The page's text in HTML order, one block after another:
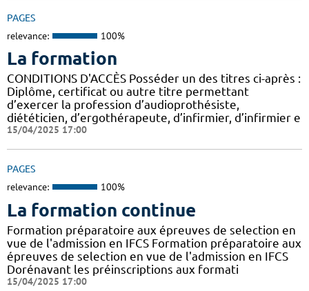
PAGES
relevance: 100%
La formation
CONDITIONS D'ACCÈS Posséder un des titres ci-après :
Diplôme, certificat ou autre titre permettant
d’exercer la profession d’audioprothésiste,
diététicien, d’ergothérapeute, d’infirmier, d’infirmier e
15/04/2025 17:00
PAGES
relevance: 100%
La formation continue
Formation préparatoire aux épreuves de selection en
vue de l'admission en IFCS Formation préparatoire aux
épreuves de selection en vue de l'admission en IFCS
Dorénavant les préinscriptions aux formati
15/04/2025 17:00